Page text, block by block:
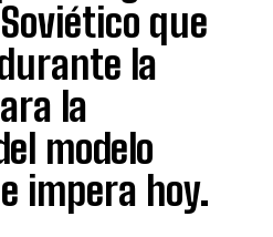
que
la
la
modelo
impera hoy.